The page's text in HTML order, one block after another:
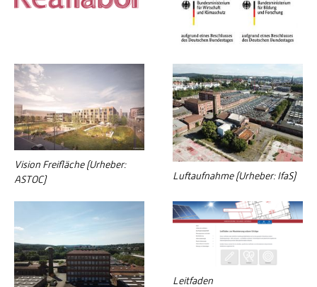
Vision Freifläche (Urheber:
ASTOC)
Luftaufnahme (Urheber: IfaS)
Leitfaden